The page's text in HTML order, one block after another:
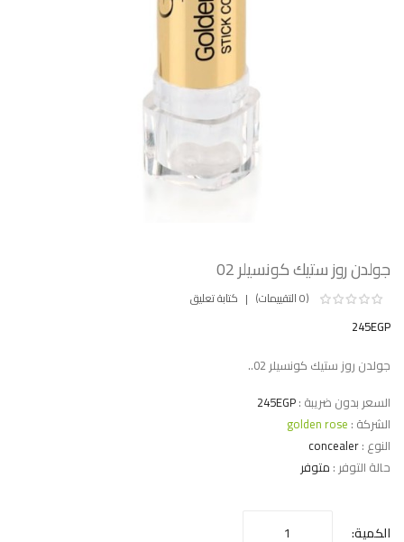
جولدن روز ستيك كونسيلر 02
(0 التقييمات) كتابة تعليق
245EGP
جولدن روز ستيك كونسيلر 02..
السعر بدون ضريبة :245EGP
الشركة : golden rose
النوع :concealer
حالة التوفر : متوفر
الكمية: